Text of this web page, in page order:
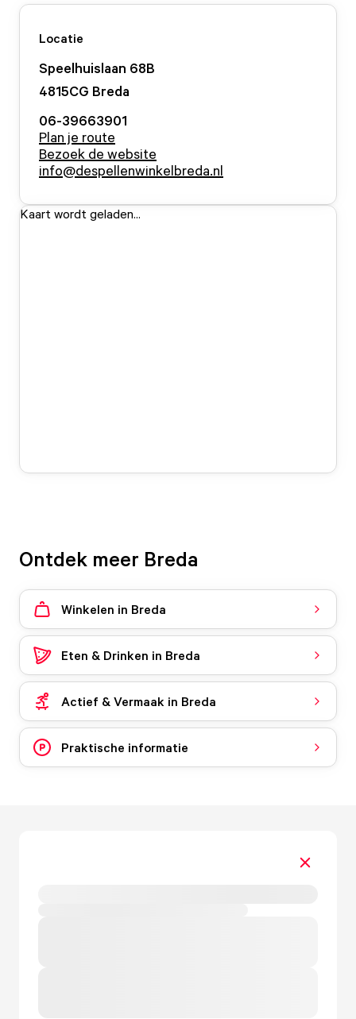
Locatie
Speelhuislaan 68B
4815CG Breda
06-39663901
Plan je route
Bezoek de website
info@despellenwinkelbreda.nl
Kaart wordt geladen...
Ontdek meer Breda
Winkelen in Breda
Eten & Drinken in Breda
Actief & Vermaak in Breda
Praktische informatie